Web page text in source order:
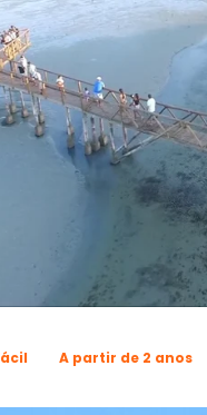
A partir de 2 anos